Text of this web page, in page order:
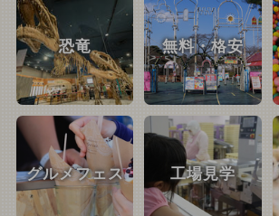
恐竜 無料・格安
グルメフェス 工場見学